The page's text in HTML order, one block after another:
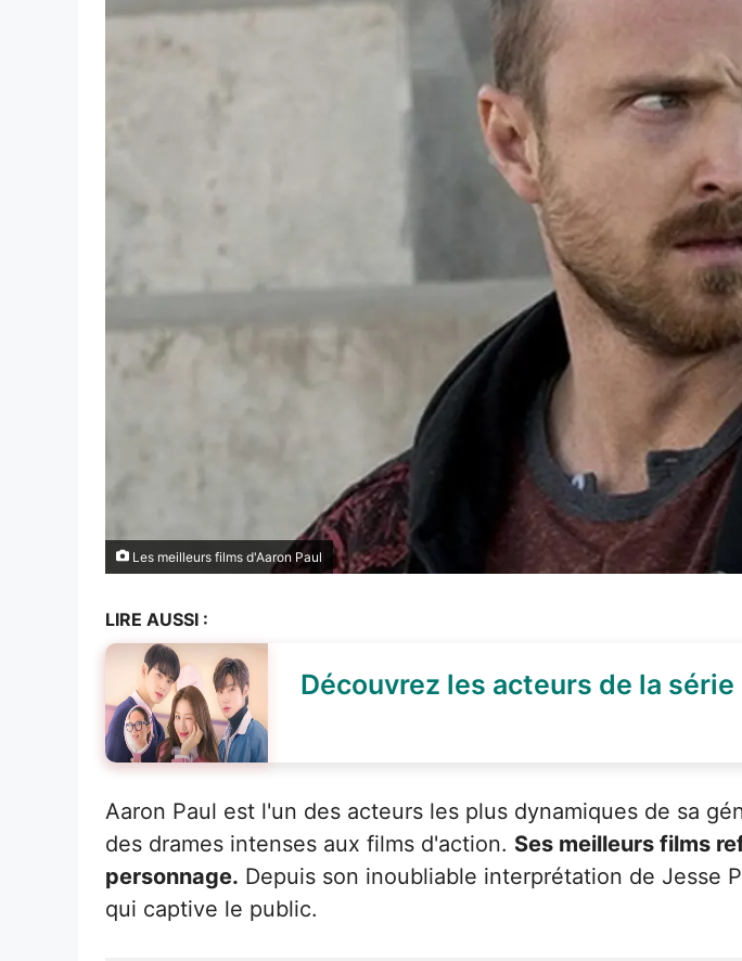
Les meilleurs films d'Aaron Paul
LIRE AUSSI :
Découvrez les acteurs de la série
Aaron Paul est l'un des acteurs les plus dynamiques de sa
des drames intenses aux films d'action. Ses meilleurs films
personnage. Depuis son inoubliable interprétation de Jesse
qui captive le public.